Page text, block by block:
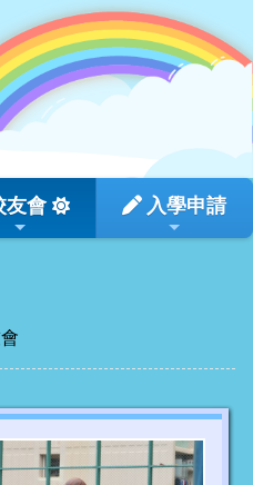
會 入學申請